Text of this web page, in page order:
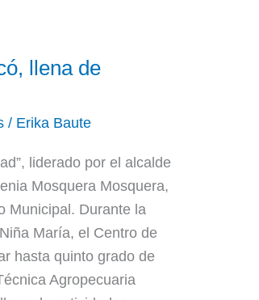
llena de
/ Erika Baute
liderado por el alcalde
Mosquera Mosquera,
Municipal. Durante la
María, el Centro de
hasta quinto grado de
Agropecuaria